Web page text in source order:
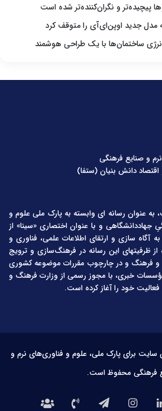
پیچیده‌تر و نگران‌کننده‌تر شده است
مدل جدید اوپن‌ای‌آی را متوقف کرد
و صنایع فرهنگی
دانش بنیان (ستفا)
به عنوان رسانه ای وابسته به پارک ملی علوم و
جهاددانشگاهی و با عنوان اختصاری «سینا» از
کمک به آگاه سازی و ارتقای اطلاعات علمی، فناوری و
از ظرفیتهای این رسانه در فرهنگ‌سازی و ترویج
و فرهنگ و در چارچوب مقررات موضوعه کشوری
خبری، با مجوز رسمی از وزارت فرهنگ و
برای پارک ملی، علوم و فناوری‌های نرم و
فرهنگی محفوظ است.
لینکدیناینستاگرامتلگرامتماس درباره